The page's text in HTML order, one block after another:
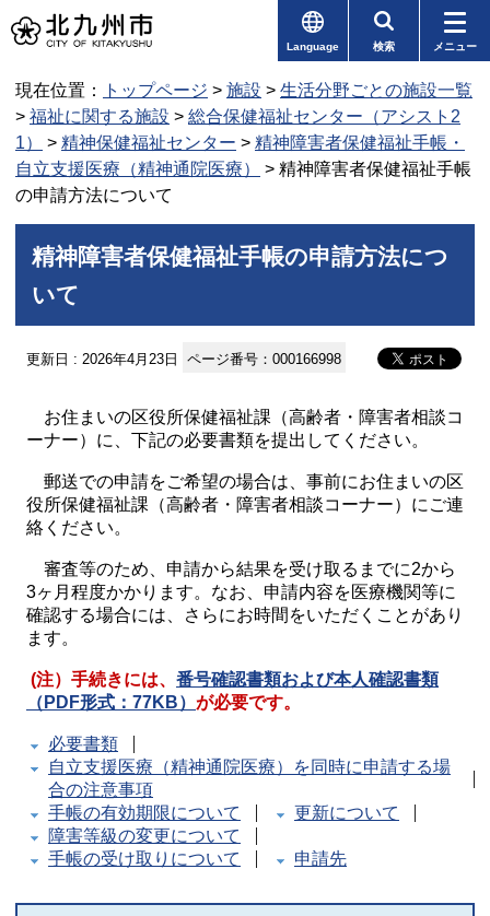
Language 検索 メニュー
現在位置： トップページ > 施設 > 生活分野ごとの施設一覧
> 福祉に関する施設 > 総合保健福祉センター（アシスト2
1）
> 精神保健福祉センター > 精神障害者保健福祉手帳・
自立支援医療（精神通院医療）
> 精神障害者保健福祉手帳
の申請方法について
精神障害者保健福祉手帳の申請方法につ
いて
更新日 : 2026年4月23日 ページ番号：000166998
お住まいの区役所保健福祉課（高齢者・障害者相談コ
ーナー）に、下記の必要書類を提出してください。
郵送での申請をご希望の場合は、事前にお住まいの区
役所保健福祉課（高齢者・障害者相談コーナー）にご連
絡ください。
審査等のため、申請から結果を受け取るまでに2から
3ヶ月程度かかります。なお、申請内容を医療機関等に
確認する場合には、さらにお時間をいただくことがあり
ます。
(注）手続きには、 番号確認書類および本人確認書類
（PDF形式：77KB） が必要です。
必要書類
自立支援医療（精神通院医療）を同時に申請する場
合の注意事項
手帳の有効期限について
更新について
障害等級の変更について
手帳の受け取りについて
申請先